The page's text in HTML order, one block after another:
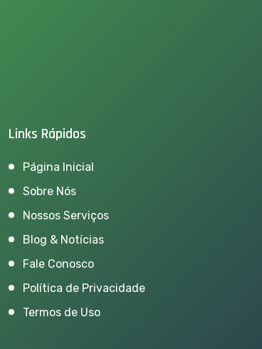
Links Rápidos
Página Inicial
Sobre Nós
Nossos Serviços
Blog & Notícias
Fale Conosco
Política de Privacidade
Termos de Uso